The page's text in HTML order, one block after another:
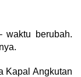
waktu berubah.
Kapal Angkutan